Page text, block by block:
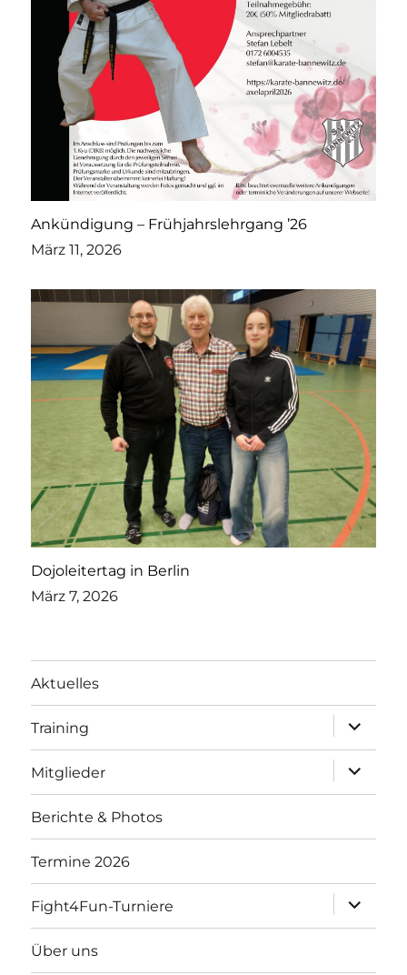
Ankündigung – Frühjahrslehrgang ’26
März 11, 2026
Dojoleitertag in Berlin
März 7, 2026
Aktuelles
Training
öffnen
Mitglieder
öffnen
Berichte & Photos
Termine 2026
Fight4Fun-Turniere
öffnen
Über uns